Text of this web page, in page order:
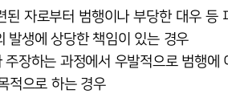
된 자로부터 범행이나 부당한 대우
발생에 상당한 책임이 있는 경우
장하는 과정에서 우발적으로 범행에
적으로 하는 경우